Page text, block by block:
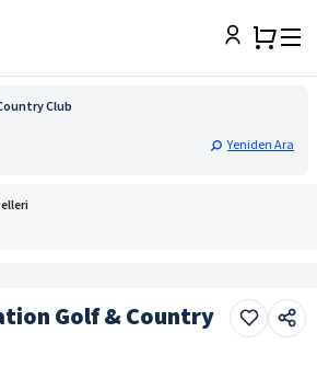
Club
Yeniden Ara
Golf & Country